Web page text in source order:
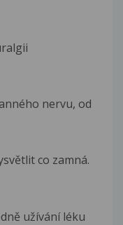
nervu, od
co zamná.
užívání léku